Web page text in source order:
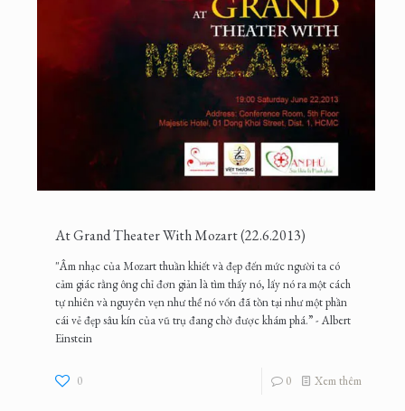
At Grand Theater With Mozart (22.6.2013)
"Âm nhạc của Mozart thuần khiết và đẹp đến mức người ta có
cảm giác rằng ông chỉ đơn giản là tìm thấy nó, lấy nó ra một cách
tự nhiên và nguyên vẹn như thể nó vốn đã tồn tại như một phần
cái vẻ đẹp sâu kín của vũ trụ đang chờ được khám phá.” - Albert
Einstein
0 0 Xem thêm